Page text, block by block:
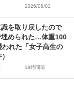
2026/08/02
識を取り戻したので
埋められた…体重100
れた「女子高生の
19時間前